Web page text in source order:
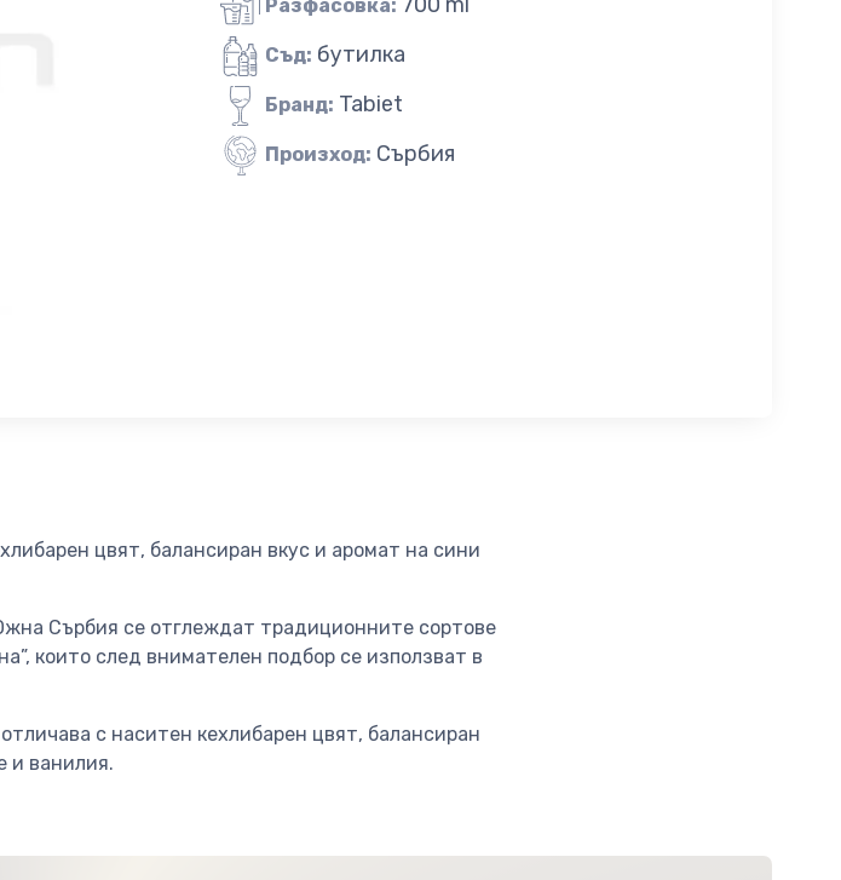
Разфасовка:
Съд: бутилка
Бранд: Tabiet
Произход: Сърбия
цвят, балансиран вкус и аромат на сини
Сърбия се отглеждат традиционните сортове
които след внимателен подбор се използват в
с наситен кехлибарен цвят, балансиран
и ванилия.